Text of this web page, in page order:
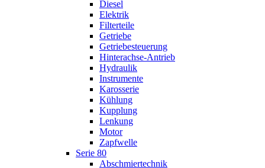
Diesel
Elektrik
Filterteile
Getriebe
Getriebesteuerung
Hinterachse-Antrieb
Hydraulik
Instrumente
Karosserie
Kühlung
Kupplung
Lenkung
Motor
Zapfwelle
Serie 80
Abschmiertechnik